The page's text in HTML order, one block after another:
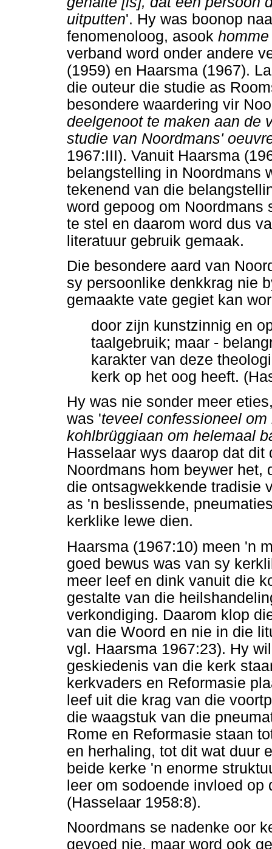
uitputten'. Hy was boonop
fenomenoloog, asook
verband word onder andere
(1959) en Haarsma (1967).
die outeur die studie as
besondere waardering vir
deelgenoot te maken aan de
studie van Noordmans'
1967:III). Vanuit Haarsma
belangstelling in Noordmans
tekenend van die
word gepoog om
te stel en daarom word dus
literatuur gebruik gemaak.
Die besondere aard van
sy persoonlike denkkrag nie
gemaakte vate gegiet kan
door zijn kunstzinnig en
taalgebruik; maar -
karakter van deze
kerk op het oog heeft.
Hy was nie sonder meer
was 'teveel confessioneel
kohlbrüggiaan om helemaal
Hasselaar wys daarop dat
Noordmans hom beywer het,
die ontsagwekkende tradisie
as 'n beslissende,
kerklike lewe dien.
Haarsma (1967:10) meen 'n
goed bewus was van sy
meer leef en dink vanuit die
gestalte van die
verkondiging. Daarom klop
van die Woord en nie in die
vgl. Haarsma 1967:23). Hy
geskiedenis van die kerk
kerkvaders en Reformasie
leef uit die krag van die
die waagstuk van die
Rome en Reformasie staan
en herhaling, tot dit wat duur
beide kerke 'n enorme
leer om sodoende invloed
(Hasselaar 1958:8).
Noordmans se nadenke oor
gevoed nie, maar word ook